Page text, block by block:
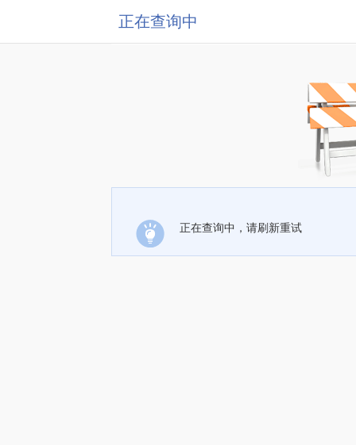
正在查询中
正在查询中，请刷新重试